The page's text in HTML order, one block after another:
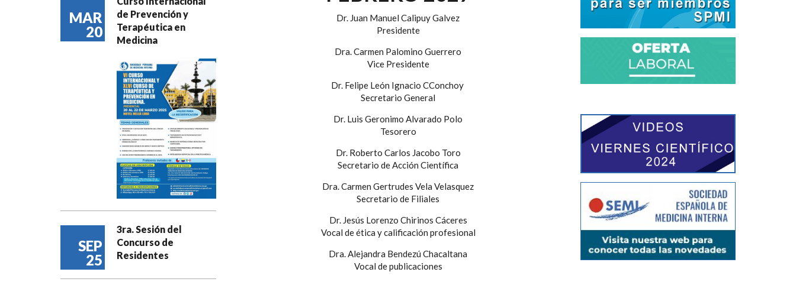
MAR
20
de Prevención y
Terapéutica en
Medicina
SEP
25
3ra. Sesión del
Concurso de
Residentes
Dr. Juan Manuel Calipuy Galvez
Presidente
Dra. Carmen Palomino Guerrero
Vice Presidente
Dr. Felipe León Ignacio CConchoy
Secretario General
Dr. Luis Geronimo Alvarado Polo
Tesorero
Dr. Roberto Carlos Jacobo Toro
Secretario de Acción Científica
Dra. Carmen Gertrudes Vela Velasquez
Secretario de Filiales
Dr. Jesús Lorenzo Chirinos Cáceres
Vocal de ética y calificación profesional
Dra. Alejandra Bendezú Chacaltana
Vocal de publicaciones